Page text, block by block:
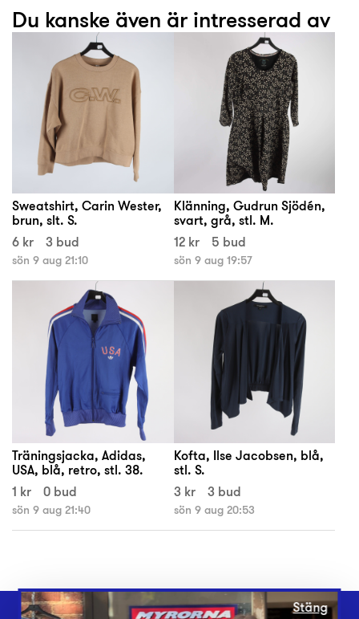
Du kanske även är intresserad av
Sweatshirt, Carin Wester,
brun, slt. S.
6 kr
3 bud
sön 9 aug 21:10
Klänning, Gudrun Sjödén,
svart, grå, stl. M.
12 kr
5 bud
sön 9 aug 19:57
Träningsjacka, Adidas,
USA, blå, retro, stl. 38.
1 kr
0 bud
sön 9 aug 21:40
Kofta, Ilse Jacobsen, blå,
stl. S.
3 kr
3 bud
sön 9 aug 20:53
Stäng